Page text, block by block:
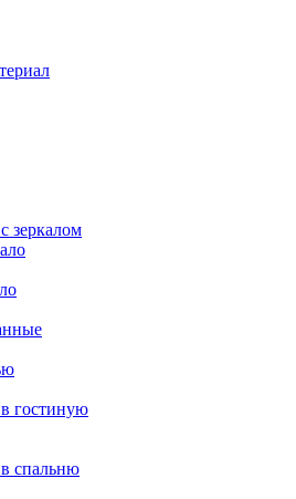
зеркалом
гостиную
спальню